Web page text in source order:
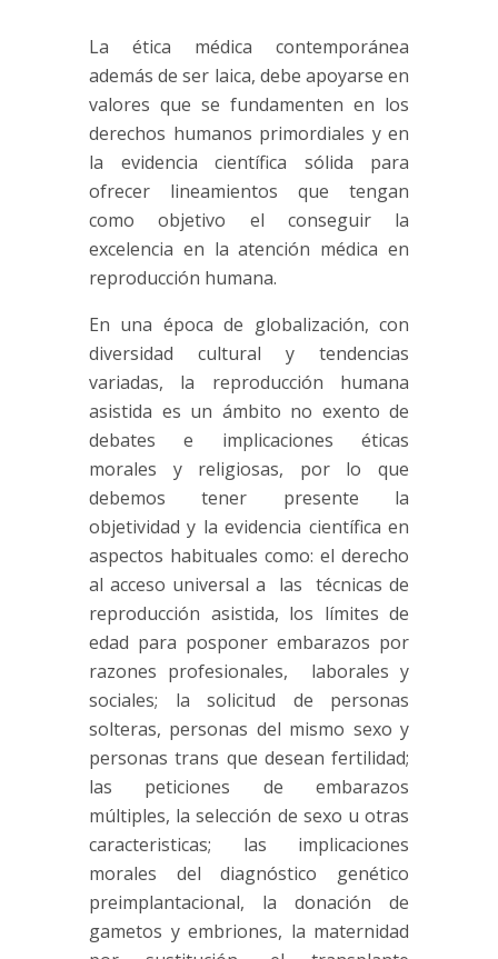
La ética médica contemporánea
además de ser laica, debe apoyarse en
valores que se fundamenten en los
derechos humanos primordiales y en
la evidencia científica sólida para
ofrecer lineamientos que tengan
como objetivo el conseguir la
excelencia en la atención médica en
reproducción humana.
En una época de globalización, con
diversidad cultural y tendencias
variadas, la reproducción humana
asistida es un ámbito no exento de
debates e implicaciones éticas
morales y religiosas, por lo que
debemos tener presente la
objetividad y la evidencia científica en
aspectos habituales como: el derecho
al acceso universal a las técnicas de
reproducción asistida, los límites de
edad para posponer embarazos por
razones profesionales, laborales y
sociales; la solicitud de personas
solteras, personas del mismo sexo y
personas trans que desean fertilidad;
las peticiones de embarazos
múltiples, la selección de sexo u otras
caracteristicas; las implicaciones
morales del diagnóstico genético
preimplantacional, la donación de
gametos y embriones, la maternidad